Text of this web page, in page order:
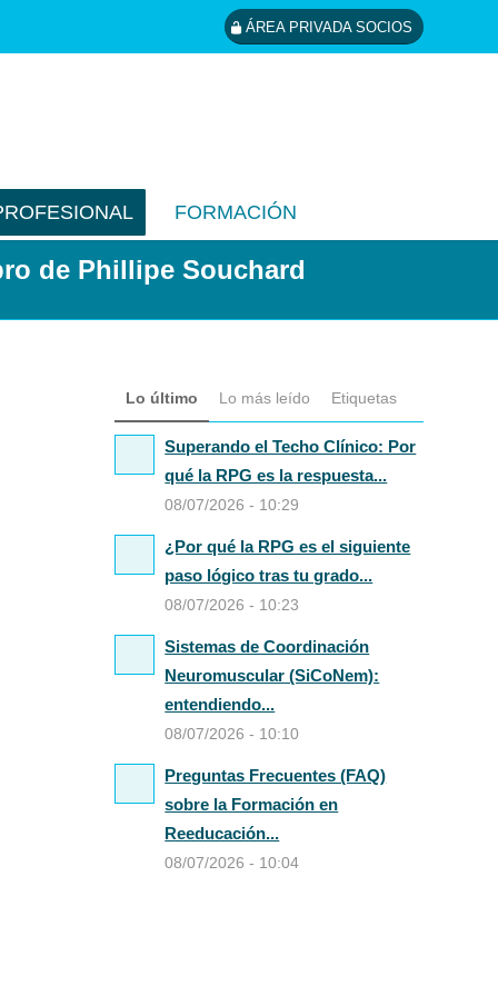
ÁREA PRIVADA SOCIOS
FORMACIÓN
de Phillipe Souchard
Lo último Lo más leído Etiquetas
Superando el Techo Clínico: Por
qué la RPG es la respuesta...
08/07/2026 - 10:29
¿Por qué la RPG es el siguiente
paso lógico tras tu grado...
08/07/2026 - 10:23
Sistemas de Coordinación
Neuromuscular (SiCoNem):
entendiendo...
08/07/2026 - 10:10
Preguntas Frecuentes (FAQ)
sobre la Formación en
Reeducación...
08/07/2026 - 10:04